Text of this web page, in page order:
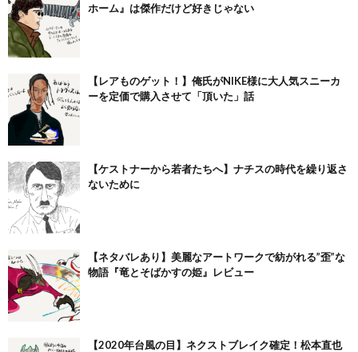
ホーム』は傑作だけど好きじゃない
【レアものゲット！】俺氏がNIKE様に大人気スニーカ
ーを定価で購入させて「頂いた」話
【ケストナーから若者たちへ】ナチスの時代を繰り返さ
ないために
【ネタバレあり】美麗なアートワークで紡がれる”歪”な
物語『竜とそばかすの姫』レビュー
【2020年台風の目】ネクストブレイク確定！松本直也